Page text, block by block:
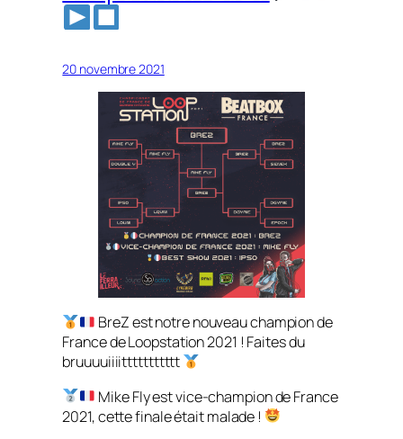
20 novembre 2021
BreZ est notre nouveau champion de
France de Loopstation 2021 ! Faites du
bruuuuiiiittttttttttt
Mike Fly est vice-champion de France
2021, cette finale était malade !